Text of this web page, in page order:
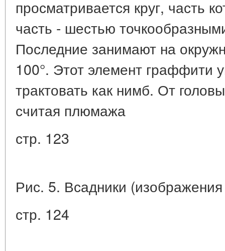
просматривается круг, часть
часть - шестью
Последние занимают на
100°. Этот элемент граффити
трактовать как нимб. От
считая плюмажа
стр. 123
Рис. 5. Всадники
стр. 124